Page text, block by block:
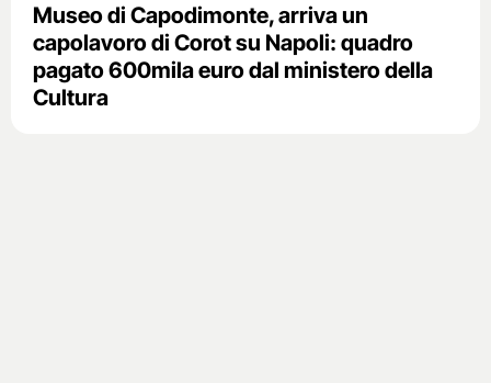
Museo di Capodimonte, arriva un
capolavoro di Corot su Napoli: quadro
pagato 600mila euro dal ministero della
Cultura